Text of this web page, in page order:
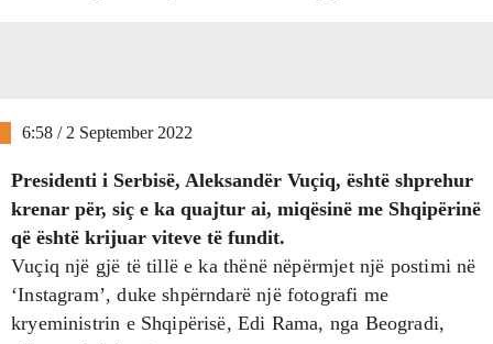
6:58 / 2 September 2022
Presidenti i Serbisë, Aleksandër Vuçiq, është shprehur
krenar për, siç e ka quajtur ai, miqësinë me Shqipërinë
që është krijuar viteve të fundit.
Vuçiq një gjë të tillë e ka thënë nëpërmjet një postimi në
‘Instagram’, duke shpërndarë një fotografi me
kryeministrin e Shqipërisë, Edi Rama, nga Beogradi,